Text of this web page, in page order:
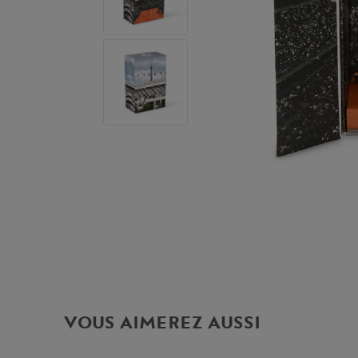
VOUS AIMEREZ AUSSI